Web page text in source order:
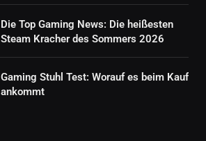
Die Top Gaming News: Die heißesten
Steam Kracher des Sommers 2026
Gaming Stuhl Test: Worauf es beim Kauf
ankommt